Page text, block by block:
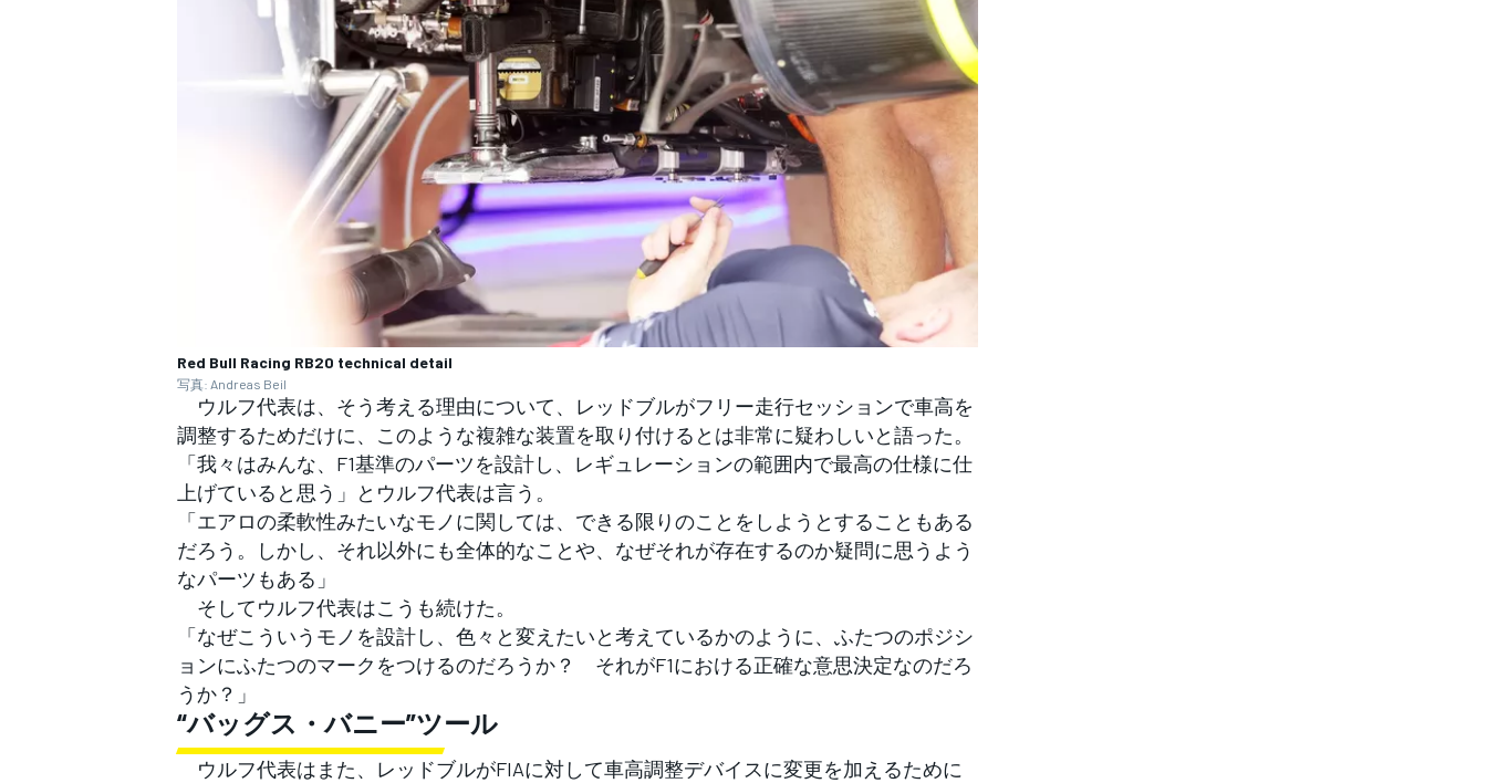
Red Bull Racing RB20 technical detail
写真: Andreas Beil
ウルフ代表は、そう考える理由について、レッドブルがフリー走行セッションで車高を
調整するためだけに、このような複雑な装置を取り付けるとは非常に疑わしいと語った。
「我々はみんな、F1基準のパーツを設計し、レギュレーションの範囲内で最高の仕様に仕
上げていると思う」とウルフ代表は言う。
「エアロの柔軟性みたいなモノに関しては、できる限りのことをしようとすることもある
だろう。しかし、それ以外にも全体的なことや、なぜそれが存在するのか疑問に思うよう
なパーツもある」
そしてウルフ代表はこうも続けた。
「なぜこういうモノを設計し、色々と変えたいと考えているかのように、ふたつのポジシ
ョンにふたつのマークをつけるのだろうか？ それがF1における正確な意思決定なのだろ
うか？」
“バッグス・バニー”ツール
ウルフ代表はまた、レッドブルがFIAに対して車高調整デバイスに変更を加えるために